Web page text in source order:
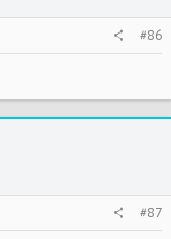
#86
#87